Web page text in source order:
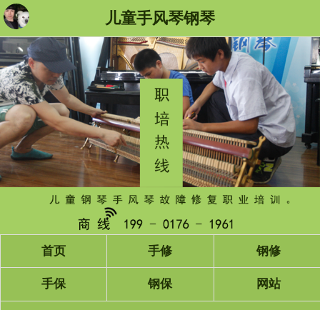
儿童手风琴钢琴
首页 手修 钢修
手保 钢保 网站